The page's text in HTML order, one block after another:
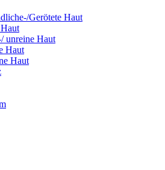
Gerötete Haut
unreine Haut
Haut
Haut